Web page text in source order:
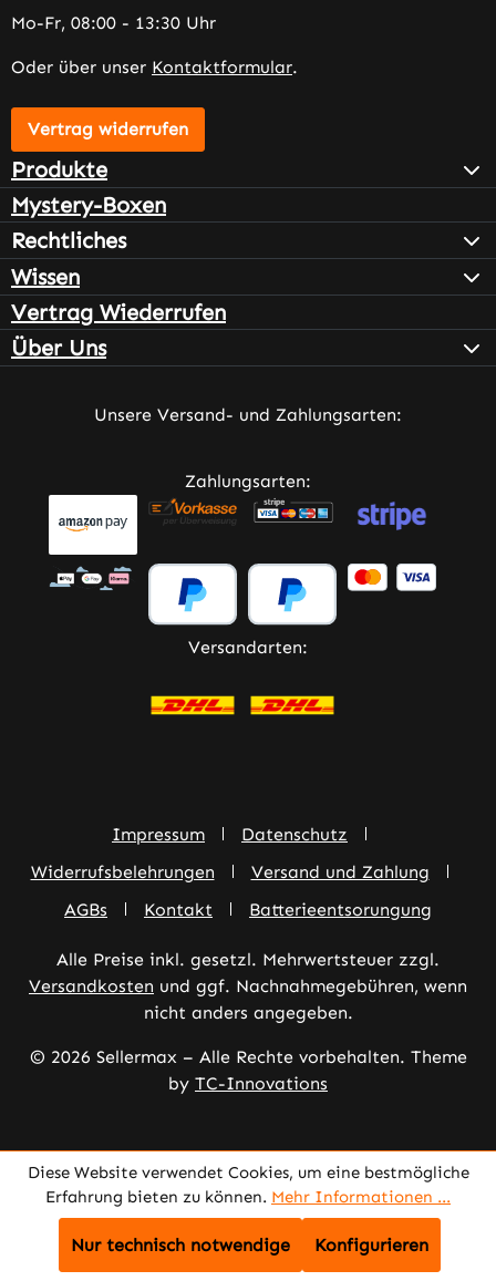
Mo-Fr, 08:00 - 13:30 Uhr
Oder über unser Kontaktformular.
Vertrag widerrufen
Produkte
Mystery-Boxen
Rechtliches
Wissen
Vertrag Wiederrufen
Über Uns
Unsere Versand- und Zahlungsarten:
Zahlungsarten:
Versandarten:
Impressum
Datenschutz
Widerrufsbelehrungen
Versand und Zahlung
AGBs
Kontakt Batterieentsorungung
Alle Preise inkl. gesetzl. Mehrwertsteuer zzgl.
Versandkosten und ggf. Nachnahmegebühren, wenn
nicht anders angegeben.
© 2026 Sellermax – Alle Rechte vorbehalten. Theme
by TC-Innovations
Diese Website verwendet Cookies, um eine bestmögliche
Erfahrung bieten zu können. Mehr Informationen ...
Nur technisch notwendige Konfigurieren